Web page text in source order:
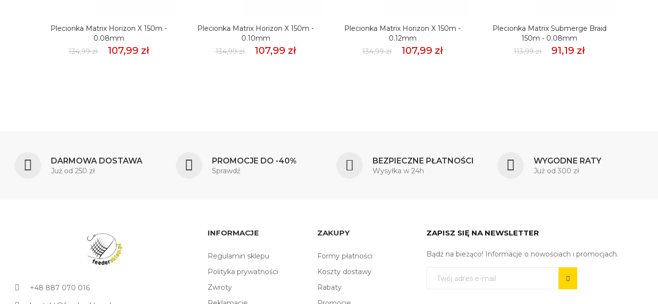
Plecionka Matrix Horizon X 150m -
0.08mm
134,99 zł
107,99 zł
Plecionka Matrix Horizon X 150m -
0.10mm
134,99 zł
107,99 zł
Plecionka Matrix Horizon X 150m -
0.12mm
134,99 zł
107,99 zł
Plecionka Matrix Submerge Braid
150m - 0.08mm
113,99 zł
91,19 zł
DARMOWA DOSTAWA
Już od 250 zł
PROMOCJE DO -40%
Sprawdź
BEZPIECZNE PŁATNOŚCI
Wysyłka w 24h
WYGODNE RATY
Już od 300 zł
+48 887 070 016
INFORMACJE
Regulamin sklepu
Polityka prywatności
Zwroty
ZAKUPY
Formy płatności
Koszty dostawy
Rabaty
ZAPISZ SIĘ NA NEWSLETTER
Bądź na bieżąco! Informacje o nowościach i promocjach.